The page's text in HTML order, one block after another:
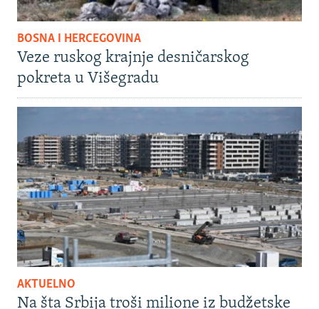
BOSNA I HERCEGOVINA
Veze ruskog krajnje desničarskog
pokreta u Višegradu
AKTUELNO
Na šta Srbija troši milione iz budžetske